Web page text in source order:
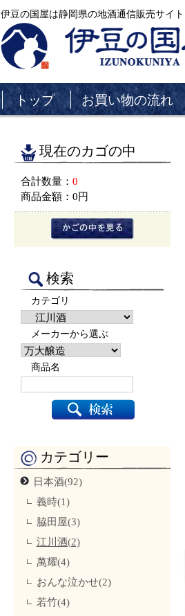
伊豆の国屋は静岡県の地酒通信販売サイ
トップ お買い物の流れ
現在のカゴの中
合計数量： 0
商品金額： 0円
検索
カテゴリ
メーカーから選ぶ
商品名
カテゴリー
日本酒(92)
義時(1)
脇田屋(3)
江川酒(2)
萬耀(4)
おんな泣かせ(2)
若竹(4)